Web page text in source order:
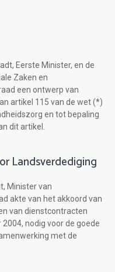
Eerste Minister, en de
Zaken en
een ontwerp van
artikel 115 van de wet (*)
en tot bepaling
dit artikel.
Landsverdediging
Minister van
akte van het akkoord van
van dienstcontracten
nodig voor de goede
met de